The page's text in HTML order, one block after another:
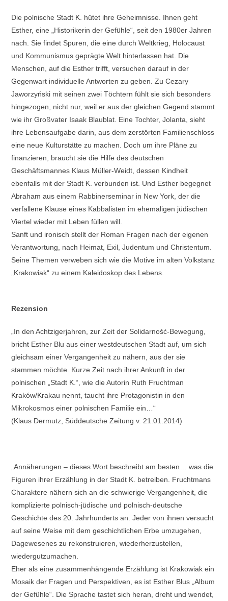
Die polnische Stadt K. hütet ihre Geheimnisse. Ihnen geht
Esther, eine „Historikerin der Gefühle“, seit den 1980er Jahren
nach. Sie findet Spuren, die eine durch Weltkrieg, Holocaust
und Kommunismus geprägte Welt hinterlassen hat. Die
Menschen, auf die Esther trifft, versuchen darauf in der
Gegenwart individuelle Antworten zu geben. Zu Cezary
Jaworzyński mit seinen zwei Töchtern fühlt sie sich besonders
hingezogen, nicht nur, weil er aus der gleichen Gegend stammt
wie ihr Großvater Isaak Blaublat. Eine Tochter, Jolanta, sieht
ihre Lebensaufgabe darin, aus dem zerstörten Familienschloss
eine neue Kulturstätte zu machen. Doch um ihre Pläne zu
finanzieren, braucht sie die Hilfe des deutschen
Geschäftsmannes Klaus Müller-Weidt, dessen Kindheit
ebenfalls mit der Stadt K. verbunden ist. Und Esther begegnet
Abraham aus einem Rabbinerseminar in New York, der die
verfallene Klause eines Kabbalisten im ehemaligen jüdischen
Viertel wieder mit Leben füllen will.
Sanft und ironisch stellt der Roman Fragen nach der eigenen
Verantwortung, nach Heimat, Exil, Judentum und Christentum.
Seine Themen verweben sich wie die Motive im alten Volkstanz
„Krakowiak“ zu einem Kaleidoskop des Lebens.
Rezension
„In den Achtzigerjahren, zur Zeit der Solidarność-Bewegung,
bricht Esther Blu aus einer westdeutschen Stadt auf, um sich
gleichsam einer Vergangenheit zu nähern, aus der sie
stammen möchte. Kurze Zeit nach ihrer Ankunft in der
polnischen „Stadt K.“, wie die Autorin Ruth Fruchtman
Kraków/Krakau nennt, taucht ihre Protagonistin in den
Mikrokosmos einer polnischen Familie ein…“
(Klaus Dermutz, Süddeutsche Zeitung v. 21.01.2014)
„Annäherungen – dieses Wort beschreibt am besten… was die
Figuren ihrer Erzählung in der Stadt K. betreiben. Fruchtmans
Charaktere nähern sich an die schwierige Vergangenheit, die
komplizierte polnisch-jüdische und polnisch-deutsche
Geschichte des 20. Jahrhunderts an. Jeder von ihnen versucht
auf seine Weise mit dem geschichtlichen Erbe umzugehen,
Dagewesenes zu rekonstruieren, wiederherzustellen,
wiedergutzumachen.
Eher als eine zusammenhängende Erzählung ist Krakowiak ein
Mosaik der Fragen und Perspektiven, es ist Esther Blus „Album
der Gefühle“. Die Sprache tastet sich heran, dreht und wendet,